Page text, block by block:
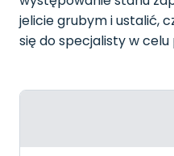
jelicie grubym i ustalić,
się do specjalisty w